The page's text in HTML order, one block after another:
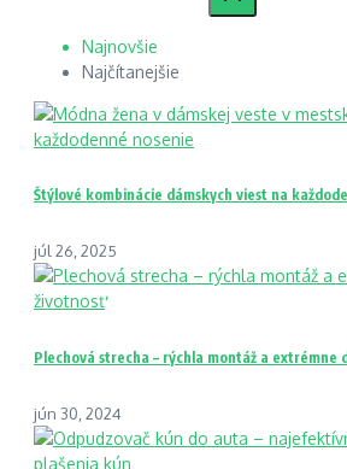
Najnovšie
Najčítanejšie
Štýlové kombinácie dámskych viest na
júl 26, 2025
Plechová strecha – rýchla montáž a extrémne
jún 30, 2024